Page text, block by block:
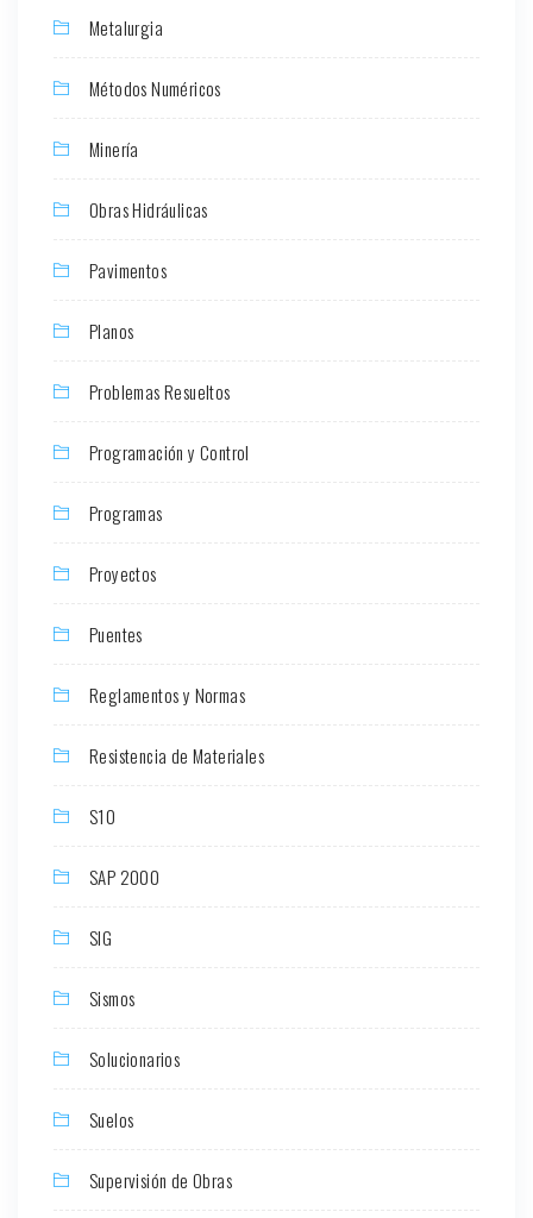
Metalurgia
Métodos Numéricos
Minería
Obras Hidráulicas
Pavimentos
Planos
Problemas Resueltos
Programación y Control
Programas
Proyectos
Puentes
Reglamentos y Normas
Resistencia de Materiales
S10
SAP 2000
SIG
Sismos
Solucionarios
Suelos
Supervisión de Obras